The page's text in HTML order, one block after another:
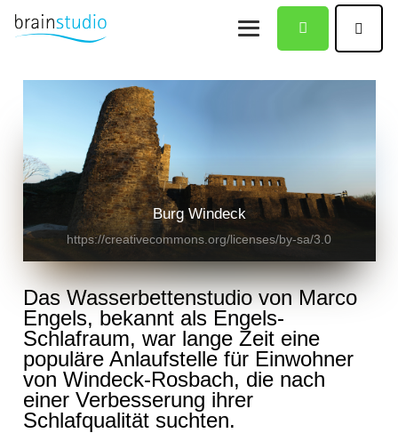
Burg Windeck
https://creativecommons.org/licenses/by-sa/3.0
Das Wasserbettenstudio von Marco
Engels, bekannt als Engels-
Schlafraum, war lange Zeit eine
populäre Anlaufstelle für Einwohner
von Windeck-Rosbach, die nach
einer Verbesserung ihrer
Schlafqualität suchten.